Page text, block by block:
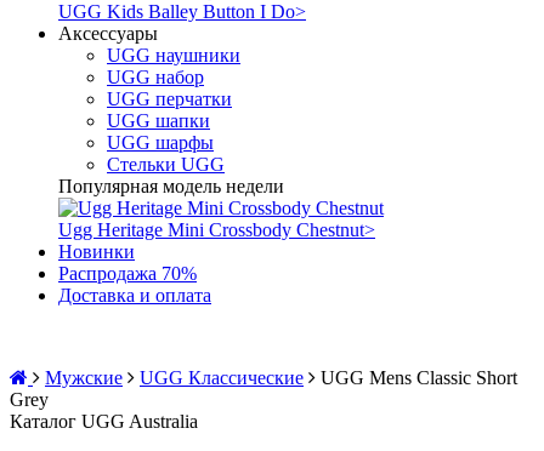
UGG Kids Balley Button I Do>
Аксессуары
UGG наушники
UGG набор
UGG перчатки
UGG шапки
UGG шарфы
Стельки UGG
Популярная модель недели
Ugg Heritage Mini Crossbody Chestnut>
Новинки
Распродажа 70%
Доставка и оплата
Мужские UGG Классические
UGG Mens Classic Short
Grey
Каталог UGG Australia